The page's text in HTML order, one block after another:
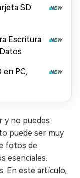
SD
Escritura
en PC,
y no puedes
puede ser muy
fotos de
esenciales.
En este artículo,